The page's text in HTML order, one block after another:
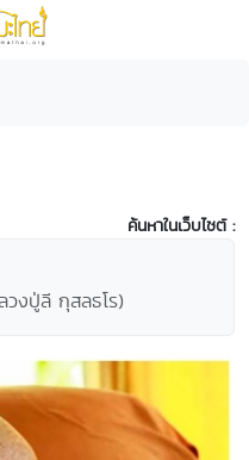
ค้นหาในเว็บไซต์ :
งปู่ลี กุสลธโร)